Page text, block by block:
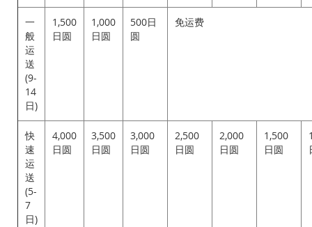
一
般
运
送
(9-
14
日)
1,500
日圆
1,000
日圆
500日
圆
免运费
快
速
运
送
(5-
7
日)
4,000
日圆
3,500
日圆
3,000
日圆
2,500
日圆
2,000
日圆
1,500
日圆